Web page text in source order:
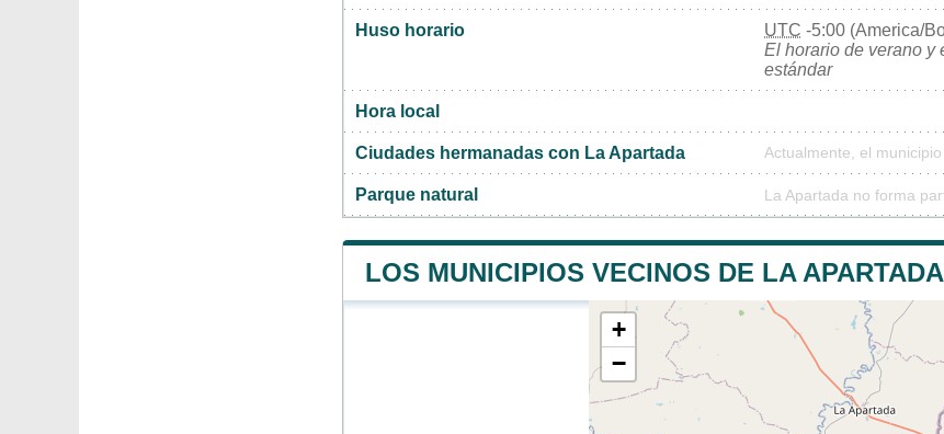
Huso horario UTC -5:00 (America/
El horario de verano y
estándar
Hora local
Ciudades hermanadas con La Apartada Actualmente, el
Parque natural La Apartada no forma
LOS MUNICIPIOS VECINOS DE LA APARTADA
+
−